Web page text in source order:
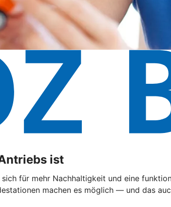
ist
für mehr Nachhaltigkeit und eine
machen es möglich — und das